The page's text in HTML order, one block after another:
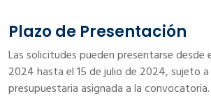
Plazo de Presentación
Las solicitudes pueden presentarse desde
2024 hasta el 15 de julio de 2024, sujeto
presupuestaria asignada a la convocatoria.